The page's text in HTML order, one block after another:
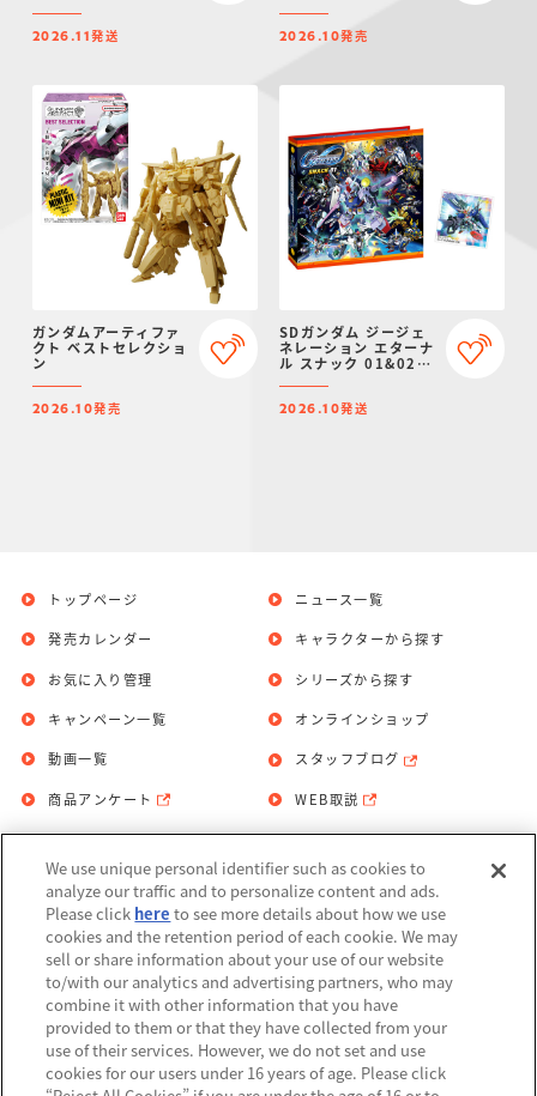
限定】
2026.11発送 2026.10発売
ガンダムアーティファ
クト ベストセレクショ
ン
2026.10発売
SDガンダム ジージェ
ネレーション エターナ
ル スナック 01&02
レミアムバンダイ限
定】
2026.10発送
トップページ
発売カレンダー
お気に入り管理
ニュース一覧
キャラクターから探す
シリーズから探す
キャンペーン一覧
動画一覧
商品アンケート
オンラインショップ
スタッフブログ
WEB取説
お問い合わせ 個人情報保護方針
利用規約
Do Not Sell or Share My Personal
Information
アレルギー情報
We use unique personal identifier such as cookies to
analyze our traffic and to personalize content and ads.
Please click here to see more details about how we use
cookies and the retention period of each cookie. We may
sell or share information about your use of our website
to/with our analytics and advertising partners, who may
combine it with other information that you have
provided to them or that they have collected from your
use of their services. However, we do not set and use
cookies for our users under 16 years of age. Please click